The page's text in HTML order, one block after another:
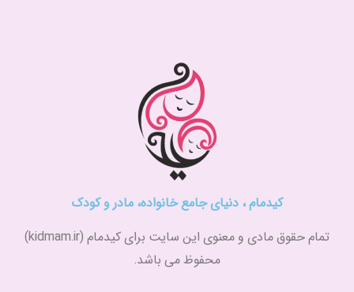
کیدمام ، دنیای جامع خانواده، مادر و کودک
تمام حقوق مادی و معنوی این سایت برای کیدمام (kidmam.ir)
محفوظ می باشد.